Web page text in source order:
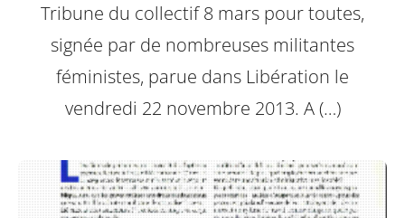
Tribune du collectif 8 mars pour toutes,
signée par de nombreuses militantes
féministes, parue dans Libération le
vendredi 22 novembre 2013. A (…)